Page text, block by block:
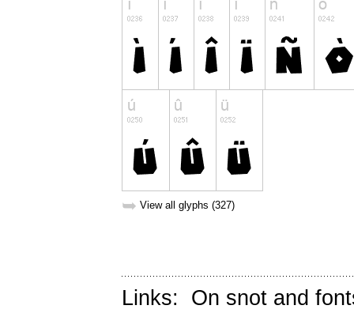
➥ View all glyphs (327)
Links: On snot and